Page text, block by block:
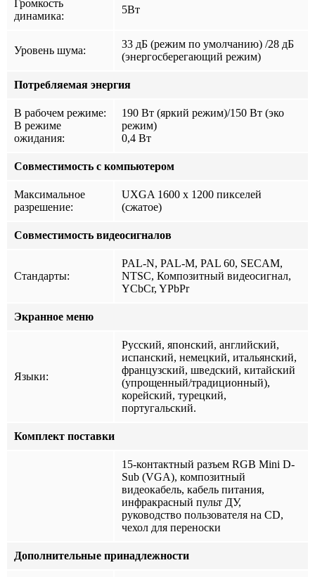
Громкость
динамика:
5Вт
Уровень шума:
33 дБ (режим по умолчанию) /28 дБ
(энергосберегающий режим)
Потребляемая энергия
В рабочем режиме:
В режиме
ожидания:
190 Вт (яркий режим)/150 Вт (эко
режим)
0,4 Вт
Совместимость с компьютером
Максимальное
разрешение:
UXGA 1600 x 1200 пикселей
(сжатое)
Совместимость видеосигналов
Стандарты:
PAL-N, PAL-M, PAL 60, SECAM,
NTSC, Композитный видеосигнал,
YCbCr, YPbPr
Экранное меню
Языки:
Русский, японский, английский,
испанский, немецкий, итальянский,
французский, шведский, китайский
(упрощенный/традиционный),
корейский, турецкий,
португальский.
Комплект поставки
15-контактный разъем RGB Mini D-
Sub (VGA), композитный
видеокабель, кабель питания,
инфракрасный пульт ДУ,
руководство пользователя на CD,
чехол для переноски
Дополнительные принадлежности